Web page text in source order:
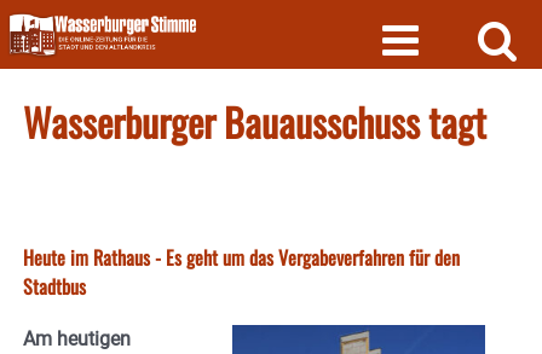
Skip
to
content
Wasserburger Bauausschuss tagt
Heute im Rathaus - Es geht um das Vergabeverfahren für den
Stadtbus
Am heutigen